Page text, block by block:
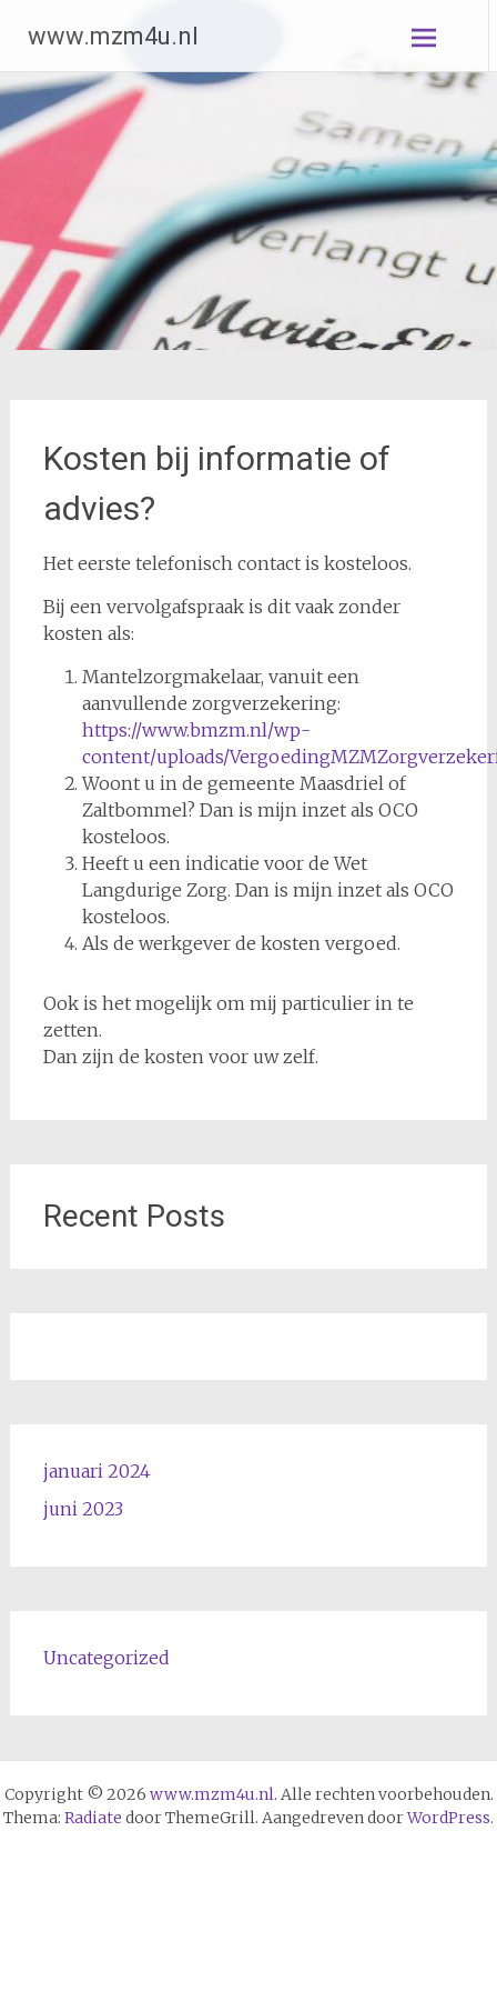
naar
de
inhoud
www.mzm4u.nl
Kosten bij informatie of
advies?
Het eerste telefonisch contact is kosteloos.
Bij een vervolgafspraak is dit vaak zonder
kosten als:
Mantelzorgmakelaar, vanuit een
aanvullende zorgverzekering:
https://www.bmzm.nl/wp-
content/uploads/
Woont u in de gemeente Maasdriel of
Zaltbommel? Dan is mijn inzet als OCO
kosteloos.
Heeft u een indicatie voor de Wet
Langdurige Zorg. Dan is mijn inzet als OCO
kosteloos.
Als de werkgever de kosten vergoed.
Ook is het mogelijk om mij particulier in te
zetten.
Dan zijn de kosten voor uw zelf.
Recent Posts
januari 2024
juni 2023
Uncategorized
Copyright © 2026 www.mzm4u.nl. Alle rechten voorbehouden.
Thema: Radiate door ThemeGrill. Aangedreven doorWordPress.